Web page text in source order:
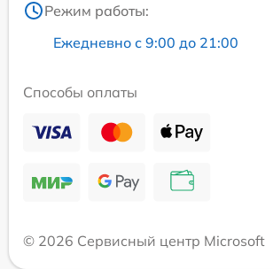
Режим работы:
Ежедневно с 9:00 до 21:00
Способы оплаты
© 2026 Сервисный центр Microsoft